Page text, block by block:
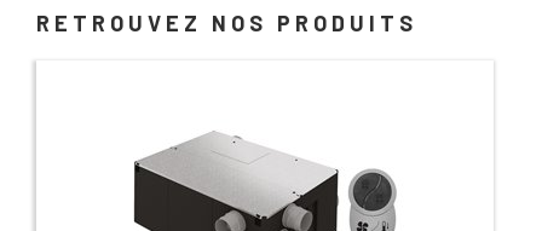
RETROUVEZ NOS PRODUITS